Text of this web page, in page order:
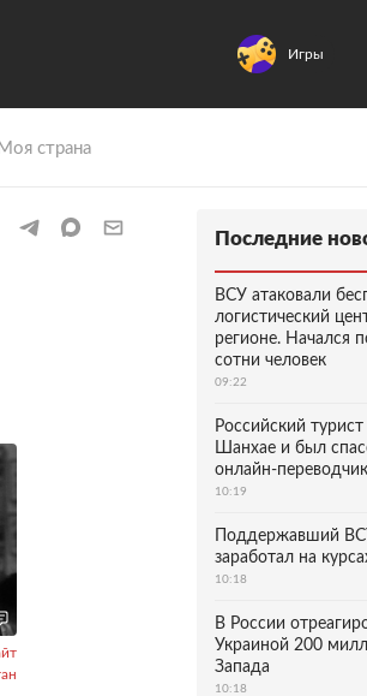
Игры
Моя страна
Последние
ВСУ атаковали
логистический
регионе. Начался
сотни человек
09:22
Российский
Шанхае и был
онлайн-
10:19
Поддержавший
заработал на
10:18
В России
Украиной 200
Запада
10:18